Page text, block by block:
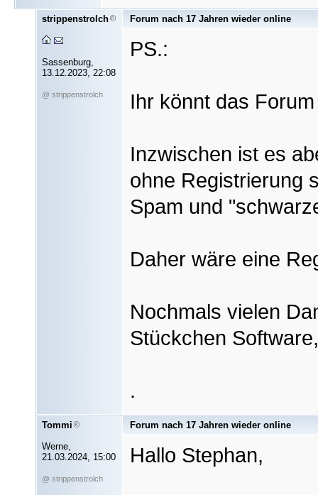
strippenstrolch
Sassenburg,
13.12.2023, 22:08
@ strippenstrolch
Forum nach 17 Jahren wieder online
PS.:
Ihr könnt das
Inzwischen ist es
ohne Registrierung
Spam und
Daher wäre eine
Nochmals vielen
Stückchen
.
Tommi
Werne,
21.03.2024, 15:00
@ strippenstrolch
Forum nach 17 Jahren wieder online
Hallo Stephan,